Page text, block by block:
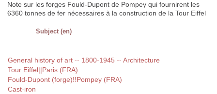
Note sur les forges Fould-Dupont de Pompey qui fournirent les
6360 tonnes de fer nécessaires à la construction de la Tour Eiffel
Subject (en)
General history of art -- 1800-1945 -- Architecture
Tour Eiffel||Paris (FRA)
Fould-Dupont (forge)!!Pompey (FRA)
Cast-iron